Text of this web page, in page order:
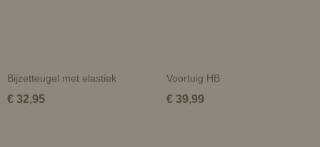
Bijzetteugel met elastiek
€ 32,95
Voortuig HB
€ 39,99